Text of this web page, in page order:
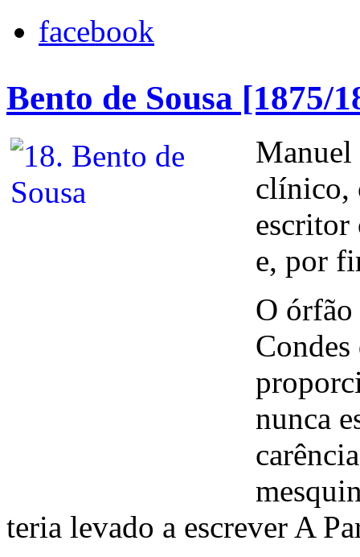
facebook
Bento de Sousa [1875/
Manuel
clínico,
escritor
e, por
O órfão
nunca
teria levado a escrever A